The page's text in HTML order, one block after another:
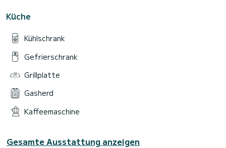
Küche
Kühlschrank
Gefrierschrank
Grillplatte
Gasherd
Kaffeemaschine
Gesamte Ausstattung anzeigen